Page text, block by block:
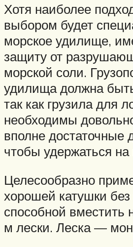
Хотя наиболее
выбором будет
морское удилище,
защиту от
морской соли.
удилища должна
так как грузила для
необходимы
вполне достаточные
чтобы удержаться
Целесообразно
хорошей катушки
способной вместить
м лески. Леска —